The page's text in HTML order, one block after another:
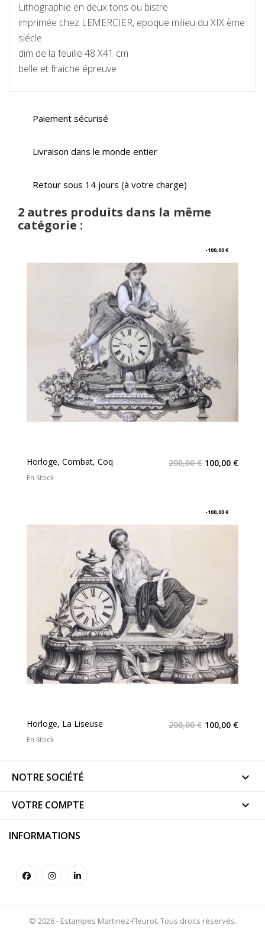
Lithographie en deux tons ou bistre
imprimée chez LEMERCIER, epoque milieu du XIX ème
siécle
dim de la feuille 48 X41 cm
belle et fraiche épreuve
Paiement sécurisé
Livraison dans le monde entier
Retour sous 14 jours (à votre charge)
2 autres produits dans la même
catégorie :
-100,00 €
Horloge, Combat, Coq 200,00 € 100,00 €
En Stock
-100,00 €
Horloge, La Liseuse 200,00 € 100,00 €
En Stock
NOTRE SOCIÉTÉ 
VOTRE COMPTE 
INFORMATIONS
© 2026 - Estampes Martinez-Fleurot. Tous droits réservés.